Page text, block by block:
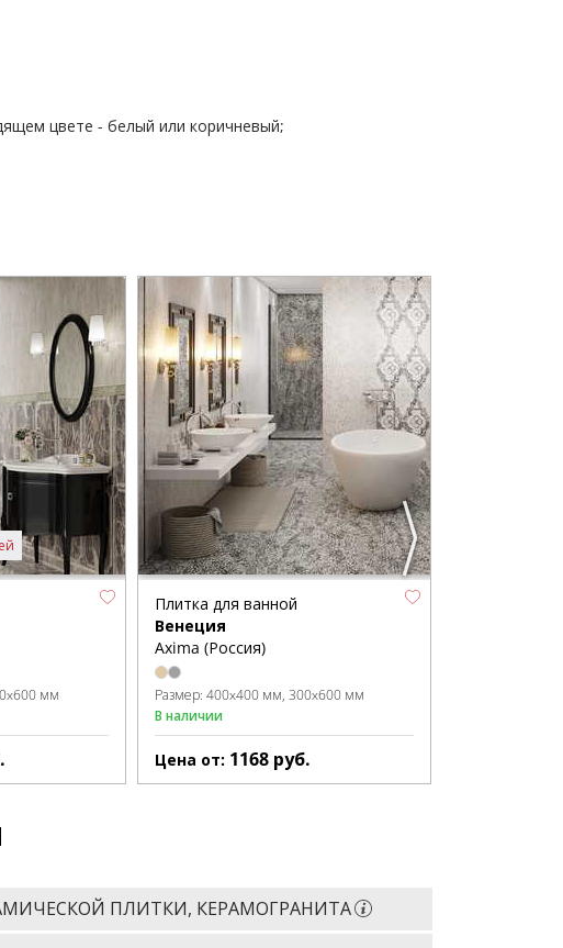
цвете - белый или коричневый;
мм
Плитка для ванной
Венеция
Axima (Россия)
Размер: 400x400 мм 300x600 мм
В наличии
Цена от: 1168 руб.
ПЛИТКИ, КЕРАМОГРАНИТА